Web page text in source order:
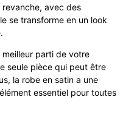
revanche, avec des
se transforme en un look
parti de votre
seule pièce qui peut être
la robe en satin a une
essentiel pour toutes